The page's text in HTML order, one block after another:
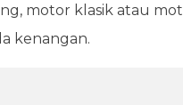
motor klasik atau
kenangan.